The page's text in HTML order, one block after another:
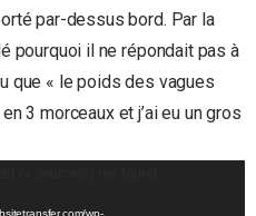
par-dessus bord. Par la
pourquoi il ne répondait pas à
que « le poids des vagues
3 morceaux et j’ai eu un gros
wp-